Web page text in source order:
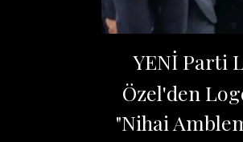
YENİ Parti
Özel'den
"Nihai